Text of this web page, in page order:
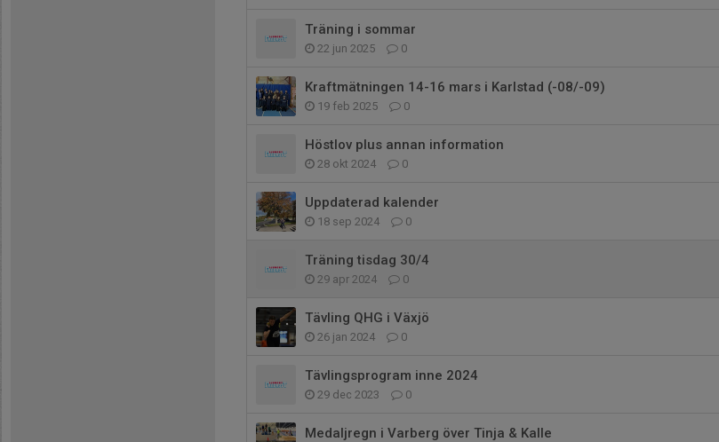
Träning i sommar
22 jun 2025 0
Kraftmätningen 14-16 mars i Karlstad (-08/-09)
19 feb 2025 0
Höstlov plus annan information
28 okt 2024 0
Uppdaterad kalender
18 sep 2024 0
Träning tisdag 30/4
29 apr 2024 0
Tävling QHG i Växjö
26 jan 2024 0
Tävlingsprogram inne 2024
29 dec 2023 0
Medaljregn i Varberg över Tinja & Kalle